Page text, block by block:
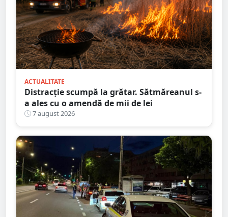
ACTUALITATE
Distracție scumpă la grătar. Sătmăreanul s-
a ales cu o amendă de mii de lei
7 august 2026